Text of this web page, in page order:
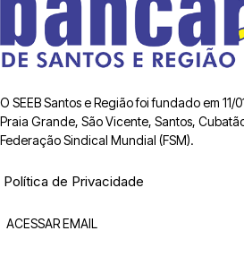
O SEEB Santos e Região foi fundado em
Praia Grande, São Vicente, Santos,
Federação Sindical Mundial (FSM).
Política de Privacidade
ACESSAR EMAIL